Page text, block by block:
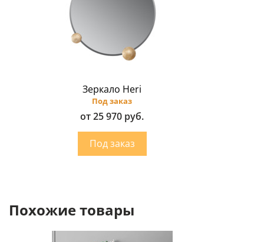
Зеркало Heri
Под заказ
от 25 970 руб.
Похожие товары